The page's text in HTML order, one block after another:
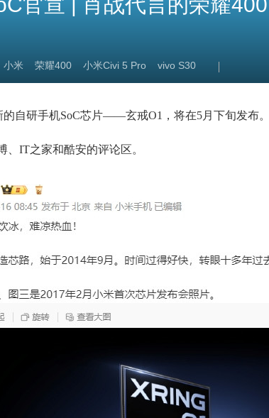
小米 荣耀400 小米Civi 5 Pro vivo S30
自研手机SoC芯片——玄戒O1，将在5月下旬发布。
、IT之家和酷安的评论区。